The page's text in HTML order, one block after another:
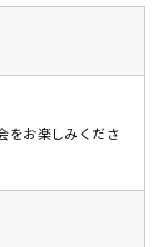
をお楽しみくださ